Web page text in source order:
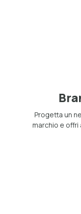
Progetta un
marchio e offri